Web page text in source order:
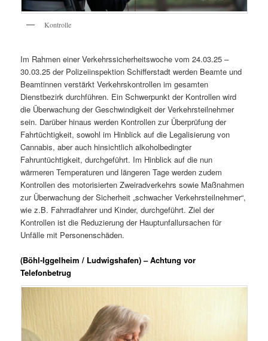
Kontrolle
Im Rahmen einer Verkehrssicherheitswoche vom 24.03.25 –
30.03.25 der Polizeiinspektion Schifferstadt werden Beamte und
Beamtinnen verstärkt Verkehrskontrollen im gesamten
Dienstbezirk durchführen. Ein Schwerpunkt der Kontrollen wird
die Überwachung der Geschwindigkeit der Verkehrsteilnehmer
sein. Darüber hinaus werden Kontrollen zur Überprüfung der
Fahrtüchtigkeit, sowohl im Hinblick auf die Legalisierung von
Cannabis, aber auch hinsichtlich alkoholbedingter
Fahruntüchtigkeit, durchgeführt. Im Hinblick auf die nun
wärmeren Temperaturen und längeren Tage werden zudem
Kontrollen des motorisierten Zweiradverkehrs sowie Maßnahmen
zur Überwachung der Sicherheit „schwacher Verkehrsteilnehmer“,
wie z.B. Fahrradfahrer und Kinder, durchgeführt. Ziel der
Kontrollen ist die Reduzierung der Hauptunfallursachen für
Unfälle mit Personenschäden.
(Böhl-Iggelheim / Ludwigshafen) – Achtung vor
Telefonbetrug